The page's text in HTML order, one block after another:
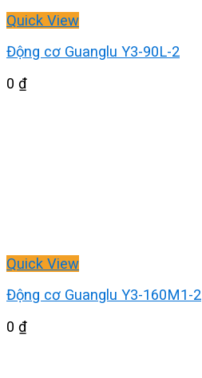
Quick View
Động cơ Guanglu Y3-90L-2
0 ₫
Quick View
Động cơ Guanglu Y3-160M1-2
0 ₫